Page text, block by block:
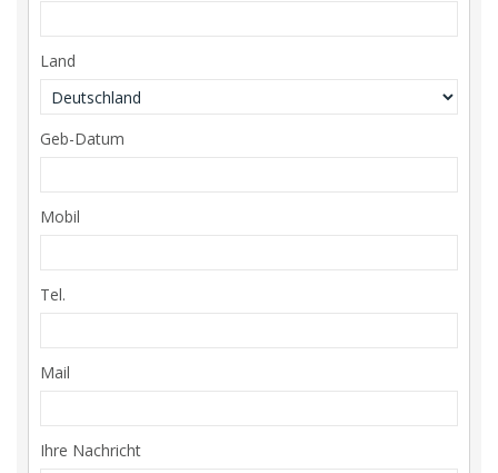
Land
Geb-Datum
Mobil
Tel.
Mail
Ihre Nachricht